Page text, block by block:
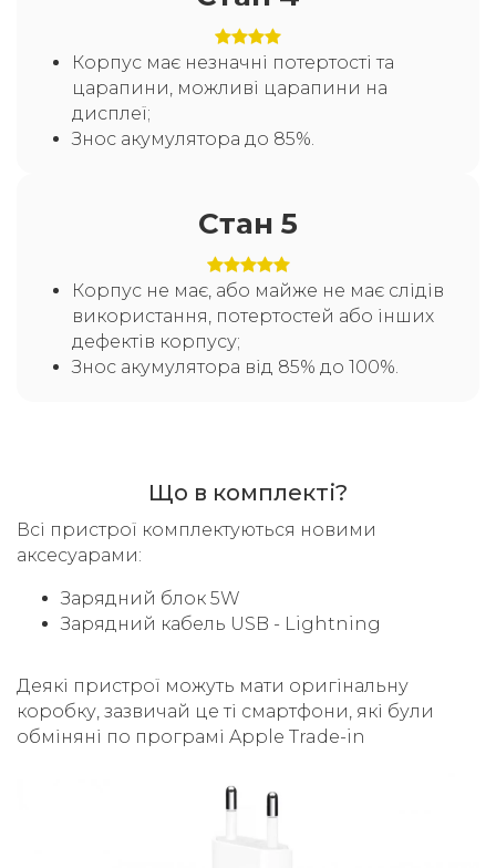
Корпус має незначні потертості та
царапини, можливі царапини на
дисплеї;
Знос акумулятора до 85%.
Стан 5
Корпус не має, або майже не має слідів
використання, потертостей або інших
дефектів корпусу;
Знос акумулятора від 85% до 100%.
Що в комплекті?
Всі пристрої комплектуються новими
аксесуарами:
Зарядний блок 5W
Зарядний кабель USB - Lightning
Деякі пристрої можуть мати оригінальну
коробку, зазвичай це ті смартфони, які були
обміняні по програмі Apple Trade-in